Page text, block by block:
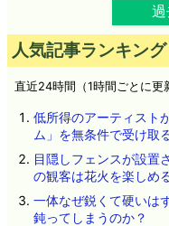
人気記事ランキング
直近24時間（1時間ごとに更
低所得のアーティスト
ム」を無条件で受け取
目隠しフェンスが設置
の観客は花火を楽しめ
一体なぜ鋭くて硬いは
鈍ってしまうのか？